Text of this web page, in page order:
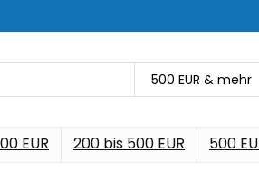
500 EUR & mehr
EUR 200 bis 500 EUR 500